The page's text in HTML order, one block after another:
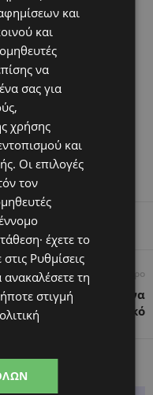
Επόμενο άρθρο
ένα παιδί πρέπει να
είναι κοινωνικό
ΑΠΟ ΤΟΝ ΔΗΜΙΟΥΡΓΟ
και
και
να
σας για
χρήσης
και
Οι επιλογές
τον
έχετε το
Ρυθμίσεις
τη
στιγμή